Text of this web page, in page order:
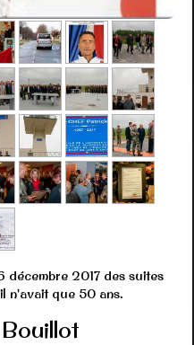
2017 des suites
n'avait que 50 ans.